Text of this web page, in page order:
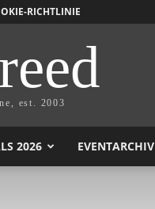
RICHTLINIE
est. 2003
2026 EVENTARCHIV